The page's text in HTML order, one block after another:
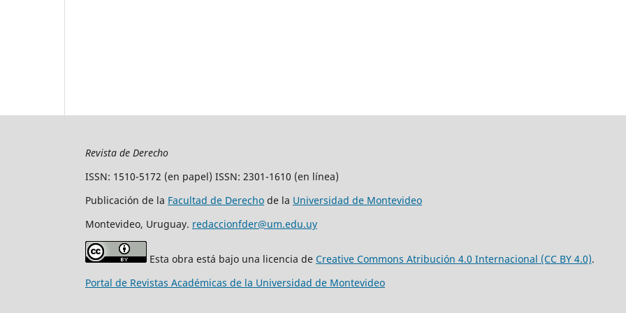
Revista de Derecho
ISSN: 1510-5172 (en papel) ISSN: 2301-1610 (en línea)
Publicación de la Facultad de Derecho de la Universidad de Montevideo
Montevideo, Uruguay. redaccionfder@um.edu.uy
Esta obra está bajo una licencia de Creative Commons Atribución 4.0 Internacional (CC BY 4.0).
Portal de Revistas Académicas de la Universidad de Montevideo